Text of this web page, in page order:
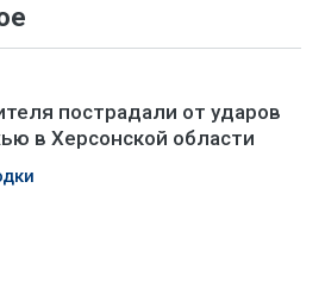
пострадали от ударов
в Херсонской области